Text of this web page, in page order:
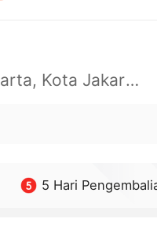
Daerah Khusus Ibukota Jakarta, Kota Jakarta Barat, Cengkareng, yy
5 Hari